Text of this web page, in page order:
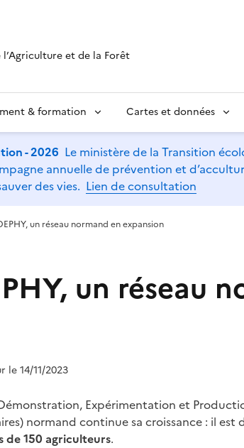
et de la Forêt
& formation Cartes et données
- 2026 Le ministère de la Transition
annuelle de prévention et
des vies. Lien de consultation
un réseau normand en expansion
un réseau
le 14/11/2023
Expérimentation et
normand continue sa croissance : il est
de 150 agriculteurs.